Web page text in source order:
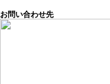
お問い合わせ先